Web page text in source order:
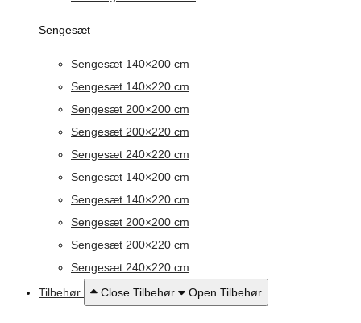
Sengesæt
Sengesæt 140×200 cm
Sengesæt 140×220 cm
Sengesæt 200×200 cm
Sengesæt 200×220 cm
Sengesæt 240×220 cm
Sengesæt 140×200 cm
Sengesæt 140×220 cm
Sengesæt 200×200 cm
Sengesæt 200×220 cm
Sengesæt 240×220 cm
Tilbehør
Close Tilbehør Open Tilbehør